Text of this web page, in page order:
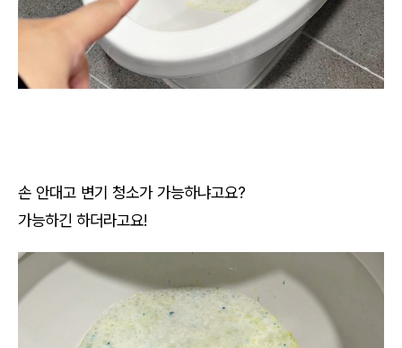
손 안대고 변기 청소가 가능하냐고요?
가능하긴 하더라고요!